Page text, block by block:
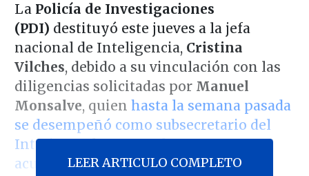
LaPolicía de Investigaciones
(PDI) destituyó este jueves a la jefa
nacional de Inteligencia, Cristina
Vilches, debido a su vinculación con las
diligencias solicitadas por Manuel
Monsalve, quien hasta la semana pasada
se desempeñó como subsecretario del
Interiory al queuna de sus asesoras
acusó de violaciónel pasado 14 de
LEER ARTICULO COMPLETO